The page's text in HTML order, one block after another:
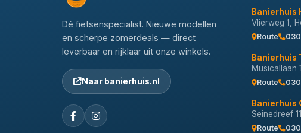
Dé fietsenspecialist. Nieuwe modellen
en scherpe zomerdeals — direct
leverbaar en rijklaar uit onze winkels.
Naar banierhuis.nl
Banierhuis
Vlierweg 1,
Route
Banierhuis
Musicallaan
Route
Banierhuis
Seinedreef
Route